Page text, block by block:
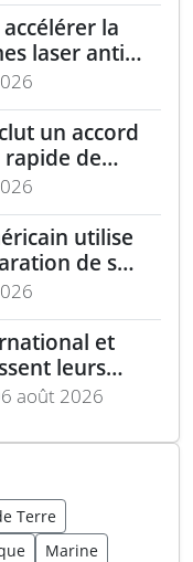
la
laser anti-
un accord
de
utilise
de ses
et
leurs
le soutien
de
août 2026
Terre
Marine